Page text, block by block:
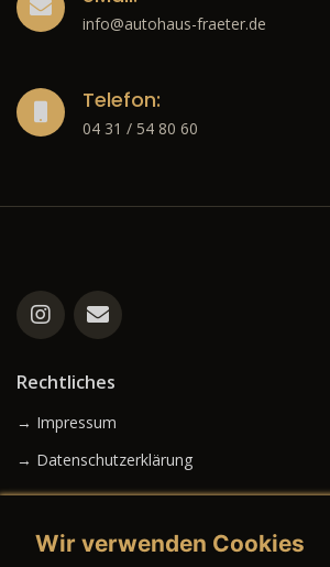
info@autohaus-fraeter.de
Telefon:
04 31 / 54 80 60
Rechtliches
→ Impressum
→ Datenschutzerklärung
Wir verwenden Cookies